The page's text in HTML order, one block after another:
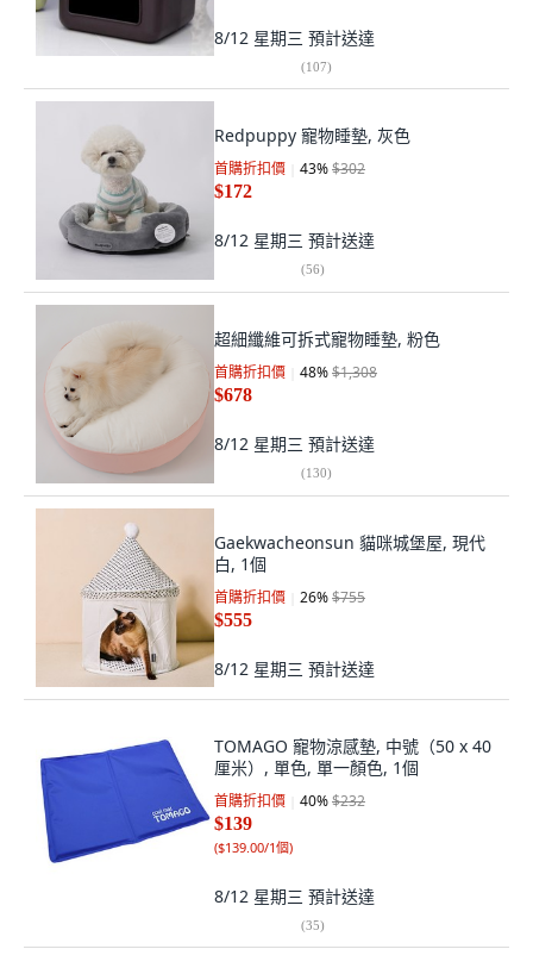
8/12 星期三 預計送達
(107)
Redpuppy 寵物睡墊, 灰色
首購折扣價 43%$302
$172
8/12 星期三 預計送達
(56)
超細纖維可拆式寵物睡墊, 粉色
首購折扣價 48%$1,308
$678
8/12 星期三 預計送達
(130)
Gaekwacheonsun 貓咪城堡屋, 現代
白, 1個
首購折扣價 26%$755
$555
8/12 星期三 預計送達
TOMAGO 寵物涼感墊, 中號（50 x 40
厘米）, 單色, 單一顏色, 1個
首購折扣價 40%$232
$139
($139.00/1個)
8/12 星期三 預計送達
(35)